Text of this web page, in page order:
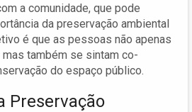
a comunidade, que pode
da preservação ambiental
é que as pessoas não apenas
também se sintam co-
do espaço público.
Preservação